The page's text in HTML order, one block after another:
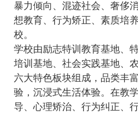
暴力倾向、混迹社会、奢侈
想教育、行为矫正、素质培
校。
学校由励志特训教育基地、
培训基地、社会实践基地、
六大特色板块组成，品类丰
验，沉浸式生活体验。在教
导、心理矫治、行为纠正、